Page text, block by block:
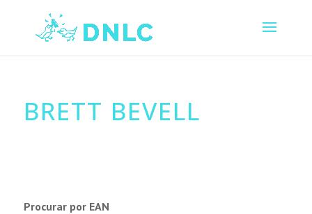
BRETT BEVELL
Procurar por EAN